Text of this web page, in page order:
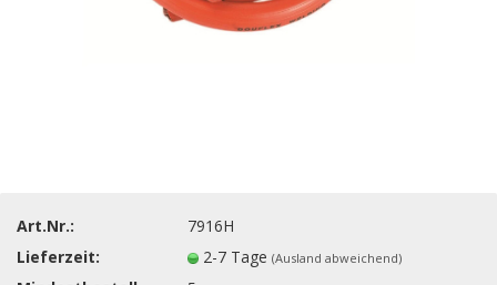
Art.Nr.:
7916H
Lieferzeit:
2-7 Tage(Ausland abweichend)